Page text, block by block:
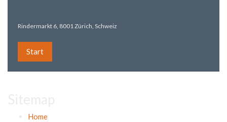
Rindermarkt 6, 8001 Zürich, Schweiz
Start
Home